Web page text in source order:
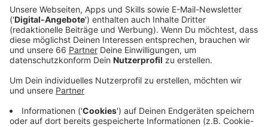
Ein Promi, keine Fragen und fünf
Gegenstände
Anzeige
Wenn ein Popstar, Comedian, Schauspieler oder